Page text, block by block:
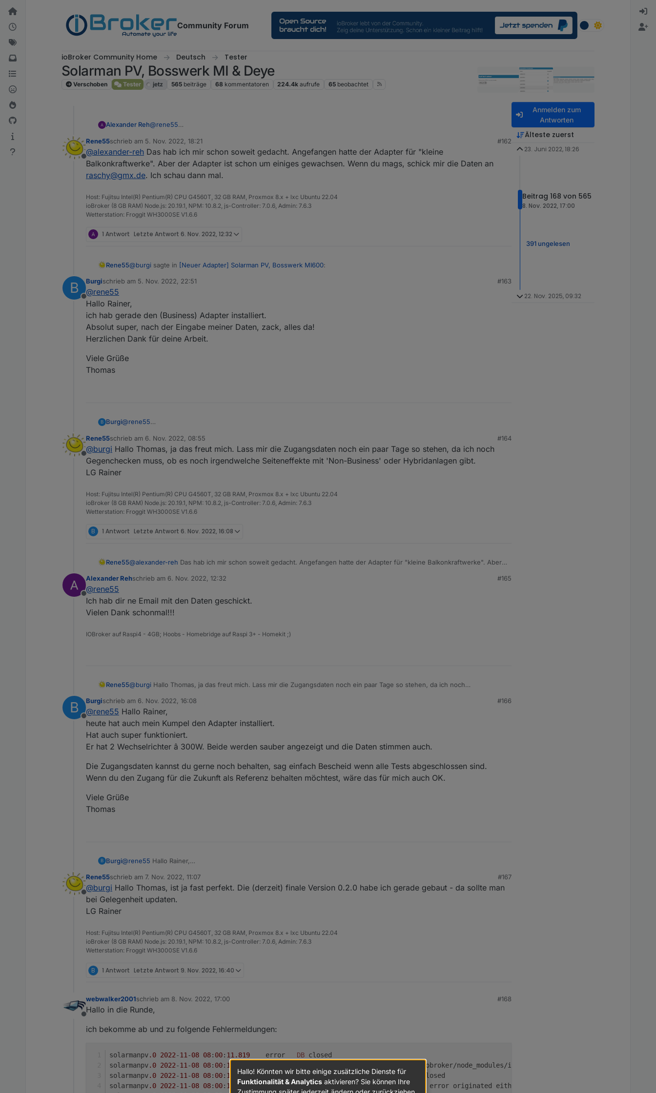
Weiter zum Inhalt
Community Forum
ioBroker Community Home Deutsch Tester
Solarman PV, Bosswerk MI & Deye
Verschoben Tester jetz 565 beiträge 68 kommentatoren 224.4k aufrufe 65 beobachtet
Alexander Reh@rene55
Wie komme ich denn an deine Mail Adresse?
Dann sende ich dir das was du brauchst.
LG Alex
Offline
Rene55schrieb am 5. Nov. 2022, 18:21
zuletzt editiert von
#162
@alexander-reh Das hab ich mir schon soweit gedacht. Angefangen hatte der Adapter für "kleine
Balkonkraftwerke". Aber der Adapter ist schon um einiges gewachsen. Wenn du mags, schick mir die Daten an
raschy@gmx.de. Ich schau dann mal.
Host: Fujitsu Intel(R) Pentium(R) CPU G4560T, 32 GB RAM, Proxmox 8.x + lxc Ubuntu 22.04
ioBroker (8 GB RAM) Node.js: 20.19.1, NPM: 10.8.2, js-Controller: 7.0.6, Admin: 7.6.3
Wetterstation: Froggit WH3000SE V1.6.6
1 Antwort Letzte Antwort 6. Nov. 2022, 12:32
Rene55@burgi sagte in [Neuer Adapter] Solarman PV, Bosswerk MI600:
Hallo Thomas,
ich komm mit deiner Business Version nicht zurecht. Ich bekomme ja noch nicht mal die Stationsnummer von deiner Anlage.
Bist du sicher, dass 'Business' die richtige App ist bzw. bekommst du die Daten über die App?
B
Offline
Burgischrieb am 5. Nov. 2022, 22:51
zuletzt editiert von
#163
@rene55
Hallo Rainer,
ich hab gerade den (Business) Adapter installiert.
Absolut super, nach der Eingabe meiner Daten, zack, alles da!
Herzlichen Dank für deine Arbeit.
Viele Grüße
Thomas
B Burgi@rene55
ich hab gerade den (Business) Adapter installiert.
Absolut super, nach der Eingabe meiner Daten, zack, alles da!
Herzlichen Dank für deine Arbeit.
Viele Grüße
Thomas
Offline
Rene55schrieb am 6. Nov. 2022, 08:55
zuletzt editiert von
#164
@burgi Hallo Thomas, ja das freut mich. Lass mir die Zugangsdaten noch ein paar Tage so stehen, da ich noch
Gegenchecken muss, ob es noch irgendwelche Seiteneffekte mit 'Non-Business' oder Hybridanlagen gibt.
LG Rainer
Host: Fujitsu Intel(R) Pentium(R) CPU G4560T, 32 GB RAM, Proxmox 8.x + lxc Ubuntu 22.04
ioBroker (8 GB RAM) Node.js: 20.19.1, NPM: 10.8.2, js-Controller: 7.0.6, Admin: 7.6.3
Wetterstation: Froggit WH3000SE V1.6.6
B 1 Antwort Letzte Antwort 6. Nov. 2022, 16:08
Rene55@alexander-reh Das hab ich mir schon soweit gedacht. Angefangen hatte der Adapter für "kleine Balkonkraftwerke". Aber
Offline
Alexander Rehschrieb am 6. Nov. 2022, 12:32
zuletzt editiert von
#165
@rene55
Ich hab dir ne Email mit den Daten geschickt.
Vielen Dank schonmal!!!
IOBroker auf Raspi4 - 4GB; Hoobs - Homebridge auf Raspi 3+ - Homekit ;)
Rene55@burgi Hallo Thomas, ja das freut mich. Lass mir die Zugangsdaten noch ein paar Tage so stehen, da ich noch
LG Rainer
B
Offline
Burgischrieb am 6. Nov. 2022, 16:08
zuletzt editiert von
#166
@rene55 Hallo Rainer,
heute hat auch mein Kumpel den Adapter installiert.
Hat auch super funktioniert.
Er hat 2 Wechselrichter â 300W. Beide werden sauber angezeigt und die Daten stimmen auch.
Die Zugangsdaten kannst du gerne noch behalten, sag einfach Bescheid wenn alle Tests abgeschlossen sind.
Wenn du den Zugang für die Zukunft als Referenz behalten möchtest, wäre das für mich auch OK.
Viele Grüße
Thomas
B Burgi@rene55 Hallo Rainer,
Hat auch super funktioniert.
Er hat 2 Wechselrichter â 300W. Beide werden sauber angezeigt und die Daten stimmen auch.
Die Zugangsdaten kannst du gerne noch behalten, sag einfach Bescheid wenn alle Tests abgeschlossen sind.
Wenn du den Zugang für die Zukunft als Referenz behalten möchtest, wäre das für mich auch OK.
Viele Grüße
Offline
Rene55schrieb am 7. Nov. 2022, 11:07
zuletzt editiert von
#167
@burgi Hallo Thomas, ist ja fast perfekt. Die (derzeit) finale Version 0.2.0 habe ich gerade gebaut - da sollte man
bei Gelegenheit updaten.
LG Rainer
Host: Fujitsu Intel(R) Pentium(R) CPU G4560T, 32 GB RAM, Proxmox 8.x + lxc Ubuntu 22.04
ioBroker (8 GB RAM) Node.js: 20.19.1, NPM: 10.8.2, js-Controller: 7.0.6, Admin: 7.6.3
Wetterstation: Froggit WH3000SE V1.6.6
B 1 Antwort Letzte Antwort 9. Nov. 2022, 16:40
Offline
webwalker2001schrieb am 8. Nov. 2022, 17:00
zuletzt editiert von
#168
Hallo in die Runde,
ich bekomme ab und zu folgende Fehlermeldungen:
solarmanpv.0 2022-11 -08 08: 00: 11.819 DB closed
solarmanpv.0 2022-11 -08 08: 00: 11.818 obroker/node_modules/ioredis/built/redis/event_handler.
solarmanpv.0 2022-11 -08 08: 00: 11.818
	error	unhandled promise
rejection:
closed
solarmanpv.0 2022-11 -08 08: 00: 11.817
	error
Unhandled promise rejection. error originated either by throwing inside
Anmelden zum
Antworten
Älteste zuerst
23. Juni 2022, 18:26
Beitrag 168 von 565
8. Nov. 2022, 17:00
391 ungelesen
22. Nov. 2025, 09:32
Hallo! Könnten wir bitte einige zusätzliche Dienste für
Funktionalität & Analytics aktivieren? Sie können Ihre